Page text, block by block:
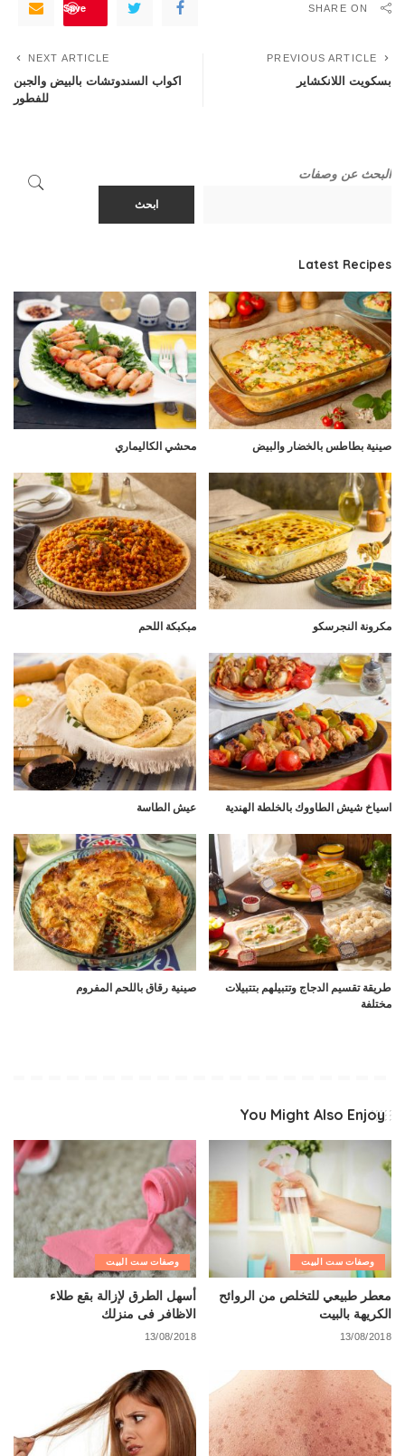
SHARE ON
Save
PREVIOUS ARTICLE
بسكويت اللانكشاير
NEXT ARTICLE
اكواب السندوتشات بالبيض والجبن
للفطور
البحث عن وصفات
ابحث
Latest Recipes
صينية بطاطس بالخضار والبيض محشي الكاليماري
مكرونة النجرسكو مبكبكة اللحم
اسياخ شيش الطاووك بالخلطة الهندية عيش الطاسة
طريقة تقسيم الدجاج وتتبيلهم بتتبيلات
مختلفة
صينية رقاق باللحم المفروم
You Might Also Enjoy
وصفات ست البيت
معطر طبيعي للتخلص من الروائح
الكريهة بالبيت
13/08/2018
وصفات ست البيت
أسهل الطرق لإزالة بقع طلاء
الاظافر فى منزلك
13/08/2018